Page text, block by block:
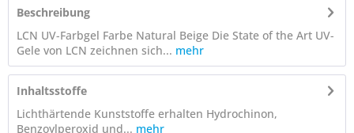
Beschreibung
LCN UV-Farbgel Farbe Natural Beige Die State of the Art UV-
Gele von LCN zeichnen sich... mehr
Inhaltsstoffe
Lichthärtende Kunststoffe erhalten Hydrochinon,
Benzoylperoxid und... mehr